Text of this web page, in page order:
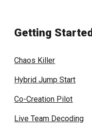
Getting Started
Chaos Killer
Hybrid Jump Start
Co-Creation Pilot
Live Team Decoding